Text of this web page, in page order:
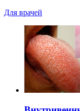
Для врачей